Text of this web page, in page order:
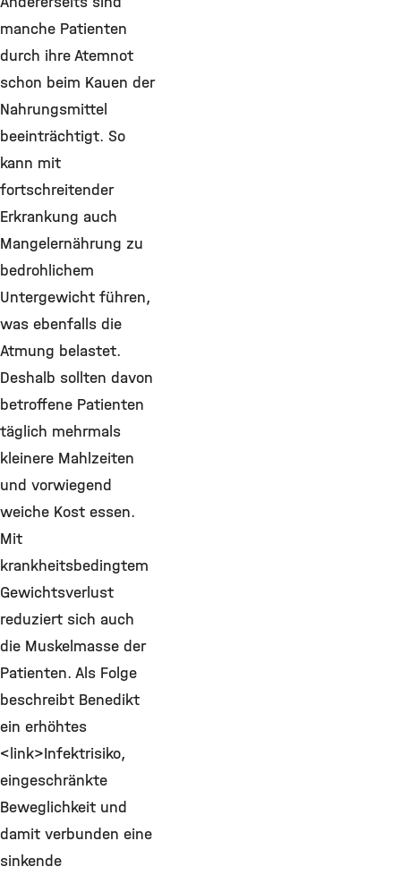
manche Patienten
durch ihre Atemnot
schon beim Kauen der
Nahrungsmittel
beeinträchtigt. So
kann mit
fortschreitender
Erkrankung auch
Mangelernährung zu
bedrohlichem
Untergewicht führen,
was ebenfalls die
Atmung belastet.
Deshalb sollten davon
betroffene Patienten
täglich mehrmals
kleinere Mahlzeiten
und vorwiegend
weiche Kost essen.
Mit
krankheitsbedingtem
Gewichtsverlust
reduziert sich auch
die Muskelmasse der
Patienten. Als Folge
beschreibt Benedikt
ein erhöhtes
<link>Infektrisiko,
eingeschränkte
Beweglichkeit und
damit verbunden eine
sinkende